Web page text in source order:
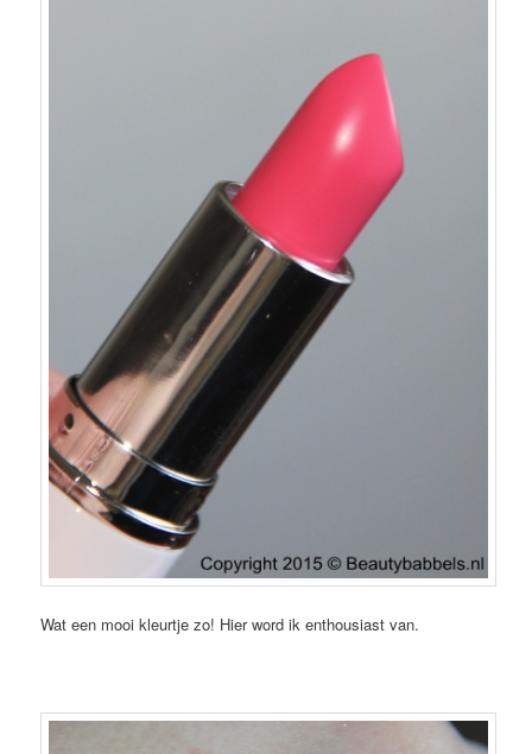
Wat een mooi kleurtje zo! Hier word ik enthousiast van.